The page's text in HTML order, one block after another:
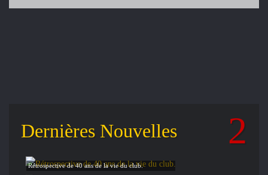
Dernières Nouvelles
Rétrospective de 40 ans de la vie du club.